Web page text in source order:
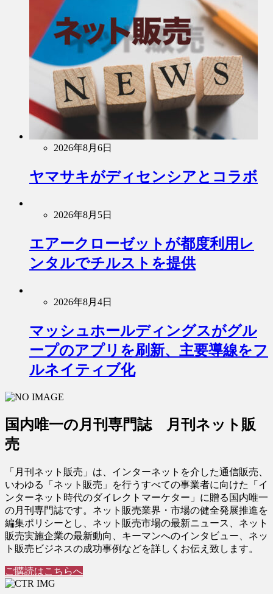
2026年8月6日
ヤマサキがディセンシアとコラボ
2026年8月5日
エアークローゼットが都度利用レ
ンタルでチルストを提供
2026年8月4日
マッシュホールディングスがグル
ープのアプリを刷新、主要導線をフ
ルネイティブ化
国内唯一の月刊専門誌 月刊ネット販
売
「月刊ネット販売」は、インターネットを介した通信販売、
いわゆる「ネット販売」を行うすべての事業者に向けた「イ
ンターネット時代のダイレクトマーケター」に贈る国内唯一
の月刊専門誌です。ネット販売業界・市場の健全発展推進を
編集ポリシーとし、ネット販売市場の最新ニュース、ネット
販売実施企業の最新動向、キーマンへのインタビュー、ネッ
ト販売ビジネスの成功事例などを詳しくお伝え致します。
ご購読はこちらへ